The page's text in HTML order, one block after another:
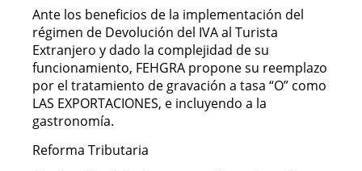
Ante los beneficios de la implementación del
régimen de Devolución del IVA al Turista
Extranjero y dado la complejidad de su
funcionamiento, FEHGRA propone su reemplazo
por el tratamiento de gravación a tasa “O” como
LAS EXPORTACIONES, e incluyendo a la
gastronomía.
Reforma Tributaria